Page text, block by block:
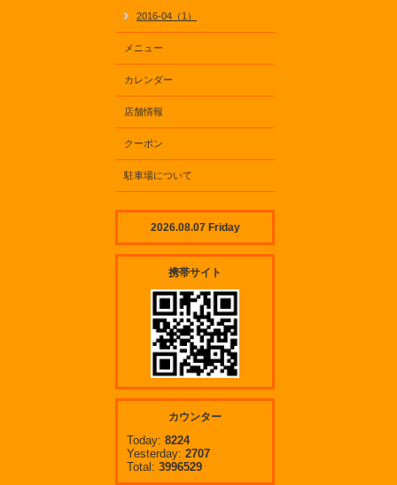
2016-04（1）
メニュー
カレンダー
店舗情報
クーポン
駐車場について
2026.08.07 Friday
携帯サイト
カウンター
Today: 8224
Yesterday: 2707
Total: 3996529